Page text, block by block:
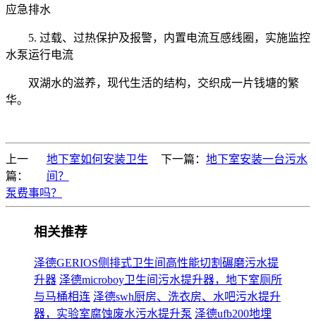
应急排水
5. 过载、过热保护及报警，内置电流互感线圈，实施监控
水泵运行电流
双湖水的滋养，现代生活的结构，交织成一片钱塘的繁
华。
上一
篇：
地下室如何安装卫生
间？
下一篇： 地下室安装一台污水
泵费事吗？
相关推荐
泽德GERIOS侧排式卫生间高性能切割碾磨污水提
升器 泽德microboy卫生间污水提升器，地下室厕所
与马桶相连 泽德swh厨房、洗衣房、水吧污水提升
器，实验室腐蚀废水污水提升泵 泽德ufb200地埋